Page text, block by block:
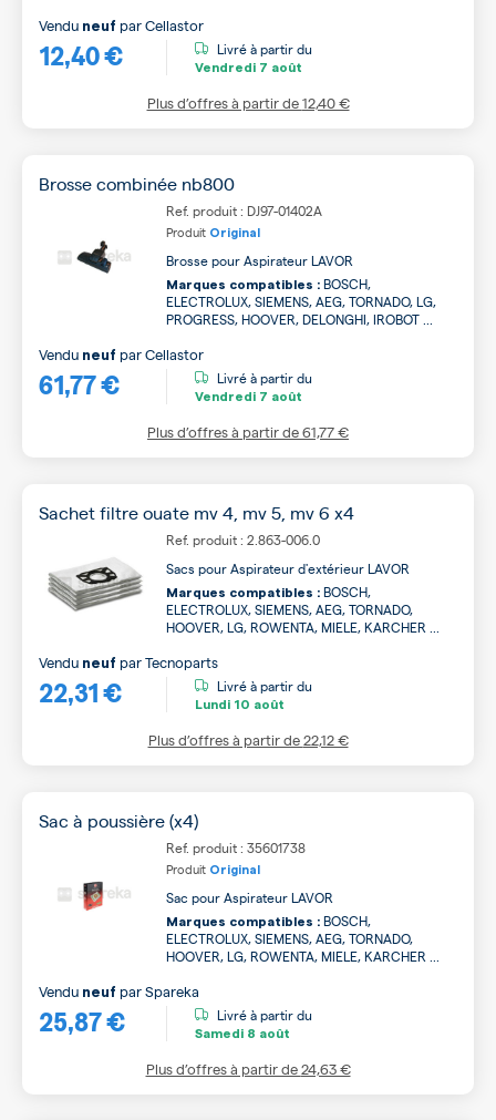
12,40 €
Vendu neuf parCellastor
Livré à partir du
Vendredi 7 août
Plus d’offres à partir de12,40 €
Brosse combinée nb800
Ref. produit : DJ97-01402A
Produit Original
Brosse pour Aspirateur LAVOR
Marques compatibles : BOSCH,
ELECTROLUX, SIEMENS, AEG, TORNADO, LG,
PROGRESS, HOOVER, DELONGHI, IROBOT ...
61,77 €
Vendu neuf parCellastor
Livré à partir du
Vendredi 7 août
Plus d’offres à partir de61,77 €
Sachet filtre ouate mv 4, mv 5, mv 6 x4
Ref. produit : 2.863-006.0
Sacs pour Aspirateur d'extérieur LAVOR
Marques compatibles : BOSCH,
ELECTROLUX, SIEMENS, AEG, TORNADO,
HOOVER, LG, ROWENTA, MIELE, KARCHER ...
22,31 €
Vendu neuf parTecnoparts
Livré à partir du
Lundi 10 août
Plus d’offres à partir de22,12 €
Sac à poussière (x4)
Ref. produit : 35601738
Produit Original
Sac pour Aspirateur LAVOR
Marques compatibles : BOSCH,
ELECTROLUX, SIEMENS, AEG, TORNADO,
HOOVER, LG, ROWENTA, MIELE, KARCHER ...
25,87 €
Vendu neuf parSpareka
Livré à partir du
Samedi 8 août
Plus d’offres à partir de24,63 €